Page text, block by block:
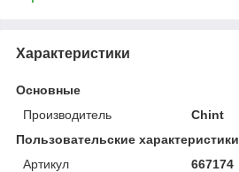
Характеристики
Основные
Производитель
Chint
Пользовательские характеристики
Артикул
667174